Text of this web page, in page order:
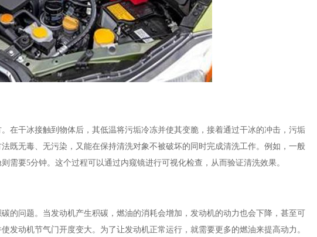
在干冰接触到物体后，其低温将污垢冷冻并使其变脆，接着通过干冰的冲击，污垢
既无毒、无污染，又能在保持清洗对象不被破坏的同时完成清洗工作。例如，一般
需要5分钟。这个过程可以通过内窥镜进行可视化检查，从而验证清洗效果。
的问题。当发动机产生积碳，燃油的消耗会增加，发动机的动力也会下降，甚至可
发动机节气门开度变大。为了让发动机正常运行，就需要更多的燃油来提高动力。